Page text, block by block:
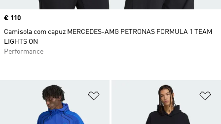
Adicionar à Lista de Desejos
Price
€ 110
Camisola com capuz MERCEDES-AMG PETRONAS FORMULA 1 TEAM
LIGHTS ON
Performance